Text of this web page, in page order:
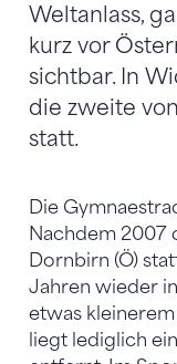
Weltanlass,
kurz vor
sichtbar. In
die zweite
statt.
Die
Nachdem 2007
Dornbirn (Ö)
Jahren wieder
etwas
liegt lediglich